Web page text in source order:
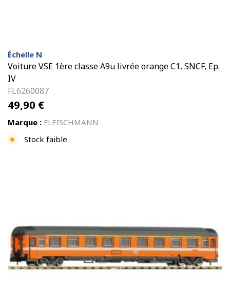
Échelle N
Voiture VSE 1ère classe A9u livrée orange C1, SNCF, Ep.
IV
FL6260087
49,90 €
Marque : FLEISCHMANN
Stock faible